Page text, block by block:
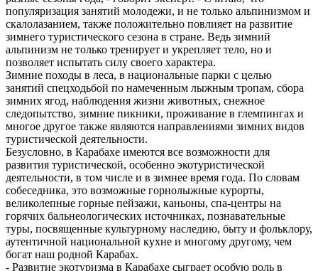
популяризация занятий молодежи, и не только альпинизмом и
скалолазанием, также положительно повлияет на развитие
зимнего туристического сезона в стране. Ведь зимний
альпинизм не только тренирует и укрепляет тело, но и
позволяет испытать силу своего характера.
Зимние походы в леса, в национальные парки с целью
занятий спецходьбой по намеченным лыжным тропам, сбора
зимних ягод, наблюдения жизни животных, снежное
следопытство, зимние пикники, проживание в глемпингах и
многое другое также являются направлениями зимних видов
туристической деятельности.
Безусловно, в Карабахе имеются все возможности для
развития туристической, особенно экотуристической
деятельности, в том числе и в зимнее время года. По словам
собеседника, это возможные горнолыжные курорты,
великолепные горные пейзажи, каньоны, спа-центры на
горячих бальнеологических источниках, познавательные
туры, посвященные культурному наследию, быту и фольклору,
аутентичной национальной кухне и многому другому, чем
богат наш родной Карабах.
- Развитие экотуризма в Карабахе сыграет особую роль в